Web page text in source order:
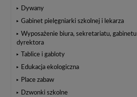
Dywany
Gabinet pielęgniarki szkolnej i lekarza
Wyposażenie biura, sekretariatu, gabinetu
dyrektora
Tablice i gabloty
Edukacja ekologiczna
Place zabaw
Dzwonki szkolne